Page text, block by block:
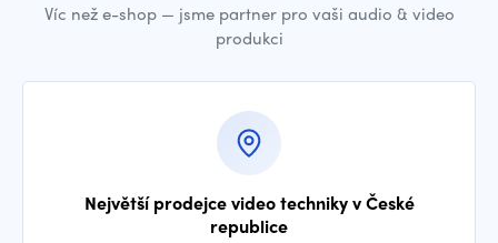
Víc než e-shop — jsme partner pro vaši audio & video
produkci
Největší prodejce video techniky v České
republice